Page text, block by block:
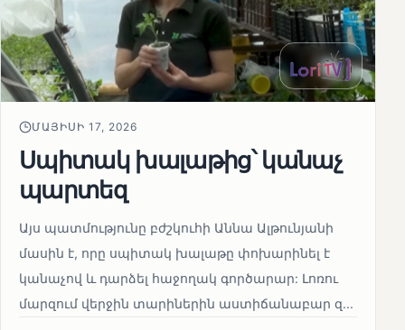
ՄԱՅԻՍԻ 17, 2026
Սպիտակ խալաթից՝ կանաչ
պարտեզ
Այս պատմությունը բժշկուհի Աննա Ալթունյանի
մասին է, որը սպիտակ խալաթը փոխարինել է
կանաչով և դարձել հաջողակ գործարար: Լոռու
մարզում վերջին տարիներին աստիճանաբար զ...